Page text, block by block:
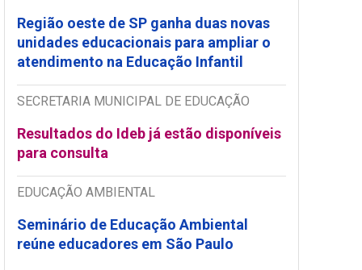
Região oeste de SP ganha duas novas
unidades educacionais para ampliar o
atendimento na Educação Infantil
SECRETARIA MUNICIPAL DE EDUCAÇÃO
Resultados do Ideb já estão disponíveis
para consulta
EDUCAÇÃO AMBIENTAL
Seminário de Educação Ambiental
reúne educadores em São Paulo